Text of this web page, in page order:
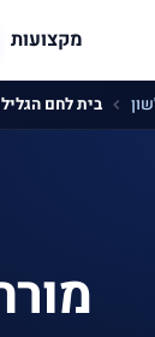
מקצועות
בית לחם